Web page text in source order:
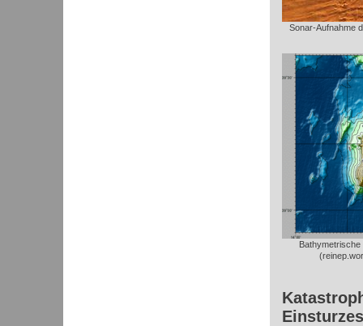
Sonar-Aufnahme
Einsturzes